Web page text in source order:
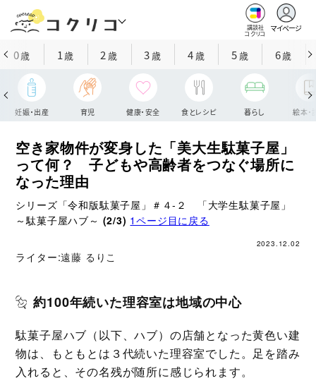
講談社
コクリコ
マイページ
0歳 1歳 2 歳 3歳 4歳 5歳 6歳
妊娠・出産 育児 健康・安全 食とレシピ 暮らし 絵本・
空き家物件が変身した「美大生駄菓子屋」
って何？ 子どもや高齢者をつなぐ場所に
なった理由
シリーズ「令和版駄菓子屋」＃４‐２ 「大学生駄菓子屋」
～駄菓子屋ハブ～ (2/3) 1ページ目に戻る
2023.12.02
ライター:遠藤 るりこ
約100年続いた理容室は地域の中心
駄菓子屋ハブ（以下、ハブ）の店舗となった黄色い建
物は、もともとは３代続いた理容室でした。足を踏み
入れると、その名残が随所に感じられます。